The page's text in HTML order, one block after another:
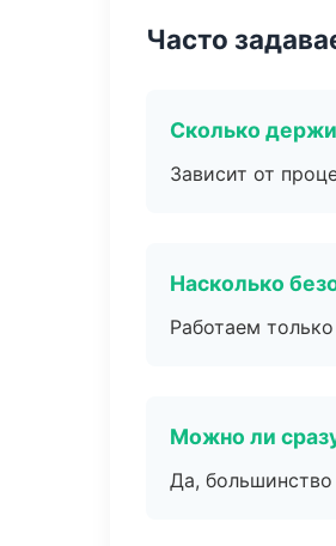
Часто
Сколько
Зависит от
Насколько
Работаем
Можно ли
Да,